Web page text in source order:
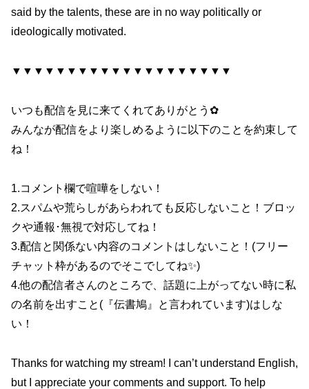
said by the talents, these are in no way politically or
ideologically motivated.
▼▼▼▼▼▼▼▼▼▼▼▼▼▼▼▼▼▼▼▼
いつも配信を見に来てくれてありがとう✿
みんなが配信をより楽しめるように以下のことを約束して
ね！
1.コメント欄で喧嘩をしない！
2.スパムや荒らしがあらわれても反応しないこと！ブロッ
クや通報･無視で対応してね！
3.配信と関係ない内容のコメントはしないこと！(フリー
チャット枠があるのでそこでしてね✨)
4.他の配信者さんのところで、話題に上がってない時に私
の名前を出すこと(『伝書鳩』と言われています)はしな
い！
Thanks for watching my stream! I can’t understand English,
but I appreciate your comments and support. To help